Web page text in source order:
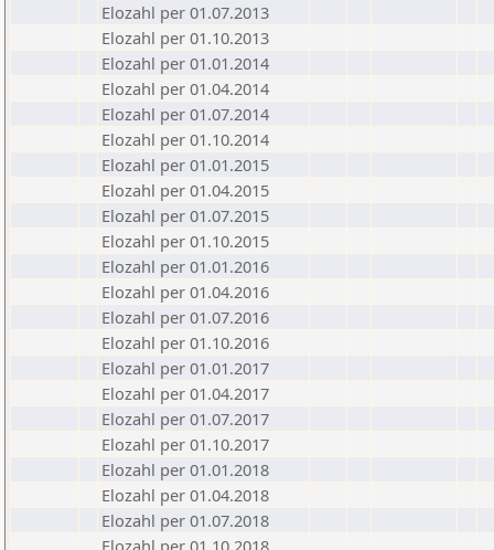
Elozahl per 01.07.2013
Elozahl per 01.10.2013
Elozahl per 01.01.2014
Elozahl per 01.04.2014
Elozahl per 01.07.2014
Elozahl per 01.10.2014
Elozahl per 01.01.2015
Elozahl per 01.04.2015
Elozahl per 01.07.2015
Elozahl per 01.10.2015
Elozahl per 01.01.2016
Elozahl per 01.04.2016
Elozahl per 01.07.2016
Elozahl per 01.10.2016
Elozahl per 01.01.2017
Elozahl per 01.04.2017
Elozahl per 01.07.2017
Elozahl per 01.10.2017
Elozahl per 01.01.2018
Elozahl per 01.04.2018
Elozahl per 01.07.2018
Elozahl per 01.10.2018